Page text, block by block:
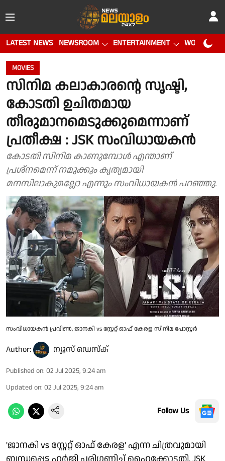
LATEST NEWS NEWSROOM ENTERTAINMENT WORLD CUP
MOVIES
സിനിമ കലാകാരന്റെ സൃഷ്ടി,
കോടതി ഉചിതമായ
തീരുമാനമെടുക്കുമെന്നാണ്
പ്രതീക്ഷ : JSK സംവിധായകന്‍
കോടതി സിനിമ കാണുമ്പോള്‍ എന്താണ്
പ്രശ്‌നമെന്ന് നമുക്കും കൃത്യമായി
മനസിലാകുമല്ലോ എന്നും സംവിധായകന്‍ പറഞ്ഞു.
സംവിധായകൻ പ്രവീൺ, ജാനകി vs സ്റ്റേറ്റ് ഓഫ് കേരള സിനിമ പോസ്റ്റർ
Author: ന്യൂസ് ഡെസ്ക്
Published on: 02 Jul 2025, 9:24 am
Updated on: 02 Jul 2025, 9:24 am
Follow Us
'ജാനകി vs സ്റ്റേറ്റ് ഓഫ് കേരള' എന്ന ചിത്രവുമായി